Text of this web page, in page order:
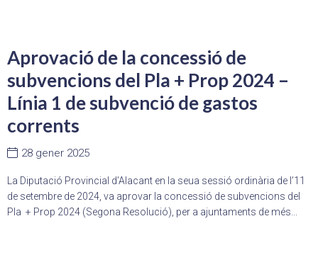
Aprovació de la concessió de
subvencions del Pla + Prop 2024 –
Línia 1 de subvenció de gastos
corrents
28 gener 2025
La Diputació Provincial d’Alacant en la seua sessió ordinària de l’11
de setembre de 2024, va aprovar la concessió de subvencions del
Pla + Prop 2024 (Segona Resolució), per a ajuntaments de més...